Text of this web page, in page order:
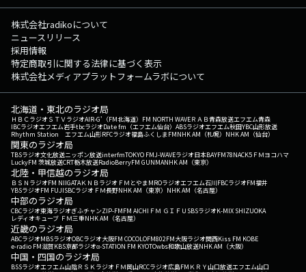
株式会社radikoについて
ニュースリリース
採用情報
特定商取引に関する法律に基づく表示
株式会社メディアプラットフォームラボについて
北海道・東北のラジオ局
ＨＢＣラジオＳＴＶラジオAIR-G'（FM北海道） FM NORTH WAVEＲＡＢ青森放送エフエム青森
IBCラジオエフエム岩手tbcラジオDate fm（エフエム仙台） ABSラジオエフエム秋田YBC山形放送
Rhythm Station エフエム山形RFCラジオ福島ふくしまFMNHK AM（札幌） NHK AM（仙台）
関東のラジオ局
TBSラジオ文化放送ニッポン放送interfmTOKYO FMJ-WAVEラジオ日本BAYFM78NACK5 ＦＭヨコハマ
LuckyFM 茨城放送CRT栃木放送RadioBerryFM GUNMANHK AM（東京）
北陸・甲信越のラジオ局
ＢＳＮラジオFM NIIGATAＫＮＢラジオ ＦＭとやまMROラジオエフエム石川FBCラジオFM福井
YBSラジオFM FUJISBCラジオ ＦＭ長野NHK AM（東京） NHK AM（名古屋）
中部のラジオ局
CBCラジオ東海ラジオぎふチャンZIP-FMFM AICHI ＦＭ ＧＩＦＵ SBSラジオK-MIX SHIZUOKA
レディオキューブ ＦＭ三重NHK AM（名古屋）
近畿のラジオ局
ABCラジオMBSラジオOBCラジオ大阪FM COCOLOFM802FM大阪ラジオ関西Kiss FM KOBE
e-radio FM滋賀KBS京都ラジオα-STATION FM KYOTOwbs和歌山放送NHK AM（大阪）
中国・四国のラジオ局
BSSラジオエフエム山陰ＲＳＫラジオ ＦＭ岡山RCCラジオ広島FM ＫＲＹ山口放送エフエム山口